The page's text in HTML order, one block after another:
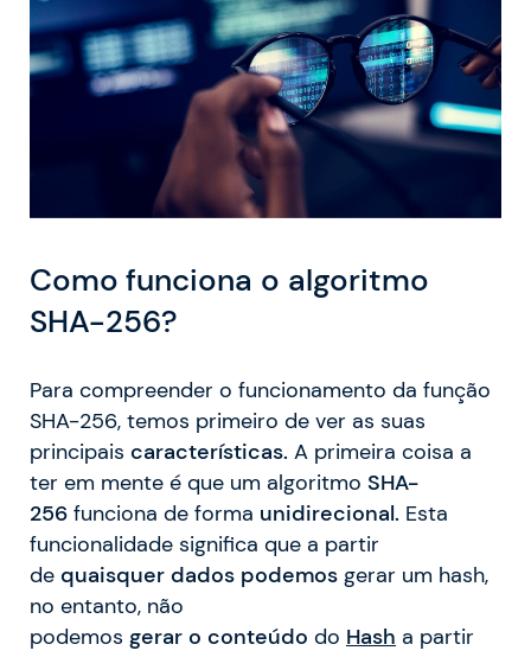
Como funciona o algoritmo
SHA-256?
Para compreender o funcionamento da função
SHA-256, temos primeiro de ver as suas
principais características. A primeira coisa a
ter em mente é que um algoritmo SHA-
256 funciona de forma unidirecional. Esta
funcionalidade significa que a partir
de quaisquer dados podemos gerar um hash,
no entanto, não
podemos gerar o conteúdo do Hash a partir